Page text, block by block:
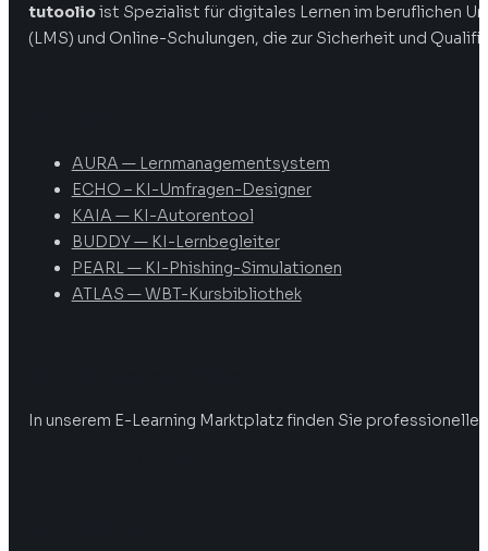
tutoolioist Spezialist für digitales Lernen im beruflichen
(LMS) und Online-Schulungen, die zur Sicherheit und
AURA — Lernmanagementsystem
ECHO – KI-Umfragen-Designer
KAIA — KI-Autorentool
BUDDY — KI-Lernbegleiter
PEARL — KI-Phishing-Simulationen
ATLAS — WBT-Kursbibliothek
In unserem E-Learning Marktplatz finden Sie professionelle